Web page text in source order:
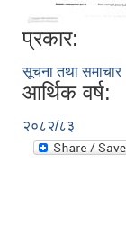
प्रकार:
सूचना तथा समाचार
आर्थिक वर्ष:
२०८२/८३